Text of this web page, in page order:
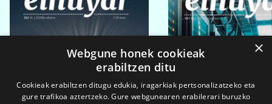
×
Webgune honek cookieak
erabiltzen ditu
Cookieak erabiltzen ditugu edukia, iragarkiak pertsonalizatzeko eta
gure trafikoa aztertzeko. Gure webgunearen erabilerari buruzko